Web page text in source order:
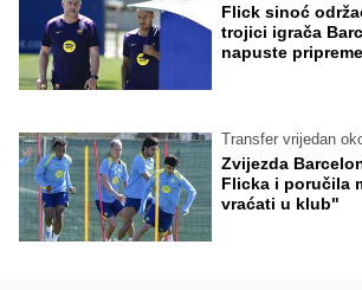
Flick sinoć
trojici igrača
napuste pripreme
Transfer vrijedan
Zvijezda
Flicka i poručila
vraćati u klub"